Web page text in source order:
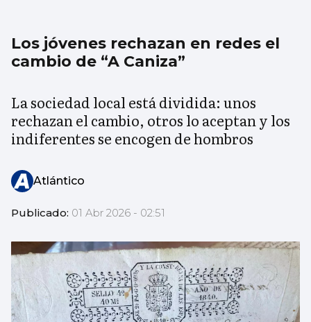
Los jóvenes rechazan en redes el
cambio de “A Caniza”
La sociedad local está dividida: unos
rechazan el cambio, otros lo aceptan y los
indiferentes se encogen de hombros
Atlántico
Publicado: 01 Abr 2026 - 02:51